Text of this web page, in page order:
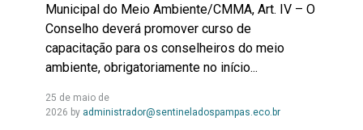
Municipal do Meio Ambiente/CMMA, Art. IV – O
Conselho deverá promover curso de
capacitação para os conselheiros do meio
ambiente, obrigatoriamente no início...
25 de maio de
2026 by administrador@sentineladospampas.eco.brLeia